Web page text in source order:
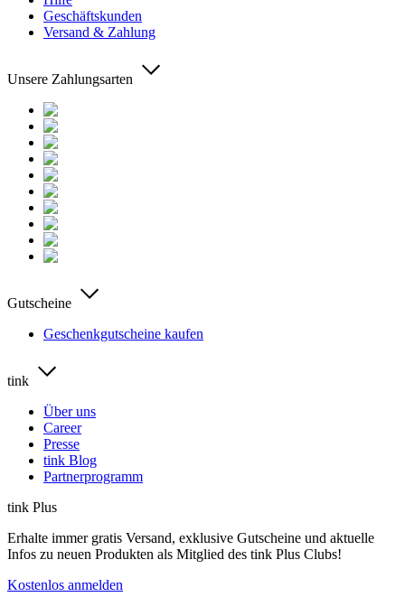
Geschäftskunden
Versand & Zahlung
Unsere Zahlungsarten
Gutscheine
Geschenkgutscheine kaufen
tink
Über uns
Career
Presse
tink Blog
Partnerprogramm
tink Plus
Erhalte immer gratis Versand, exklusive Gutscheine und aktuelle
Infos zu neuen Produkten als Mitglied des tink Plus Clubs!
Kostenlos anmelden